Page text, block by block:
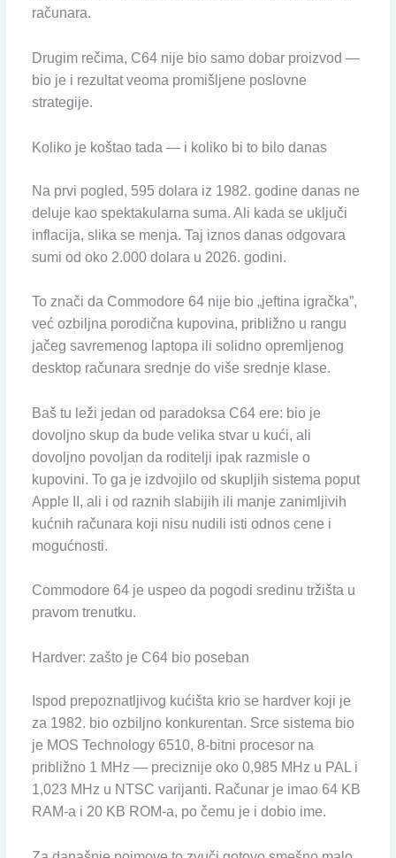
računara.
Drugim rečima, C64 nije bio samo dobar proizvod —
bio je i rezultat veoma promišljene poslovne
strategije.
Koliko je koštao tada — i koliko bi to bilo danas
Na prvi pogled, 595 dolara iz 1982. godine danas ne
deluje kao spektakularna suma. Ali kada se uključi
inflacija, slika se menja. Taj iznos danas odgovara
sumi od oko 2.000 dolara u 2026. godini.
To znači da Commodore 64 nije bio „jeftina igračka”,
već ozbiljna porodična kupovina, približno u rangu
jačeg savremenog laptopa ili solidno opremljenog
desktop računara srednje do više srednje klase.
Baš tu leži jedan od paradoksa C64 ere: bio je
dovoljno skup da bude velika stvar u kući, ali
dovoljno povoljan da roditelji ipak razmisle o
kupovini. To ga je izdvojilo od skupljih sistema poput
Apple II, ali i od raznih slabijih ili manje zanimljivih
kućnih računara koji nisu nudili isti odnos cene i
mogućnosti.
Commodore 64 je uspeo da pogodi sredinu tržišta u
pravom trenutku.
Hardver: zašto je C64 bio poseban
Ispod prepoznatljivog kućišta krio se hardver koji je
za 1982. bio ozbiljno konkurentan. Srce sistema bio
je MOS Technology 6510, 8-bitni procesor na
približno 1 MHz — preciznije oko 0,985 MHz u PAL i
1,023 MHz u NTSC varijanti. Računar je imao 64 KB
RAM-a i 20 KB ROM-a, po čemu je i dobio ime.